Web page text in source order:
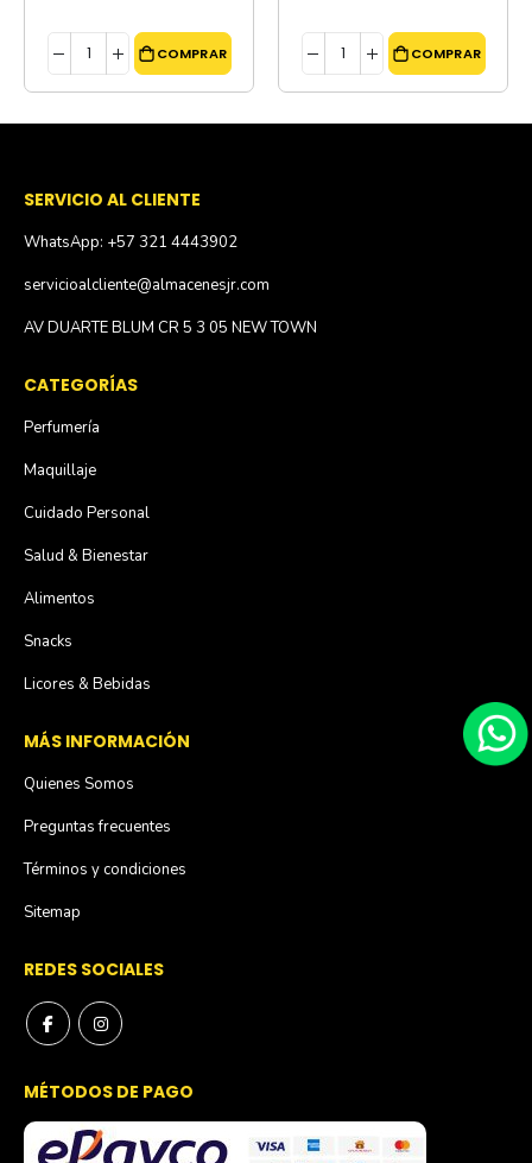
COMPRAR COMPRAR
SERVICIO AL CLIENTE
WhatsApp: +57 321 4443902
servicioalcliente@almacenesjr.com
AV DUARTE BLUM CR 5 3 05 NEW TOWN
CATEGORÍAS
Perfumería
Maquillaje
Cuidado Personal
Salud & Bienestar
Alimentos
Snacks
Licores & Bebidas
MÁS INFORMACIÓN
Quienes Somos
Preguntas frecuentes
Términos y condiciones
Sitemap
REDES SOCIALES
MÉTODOS DE PAGO